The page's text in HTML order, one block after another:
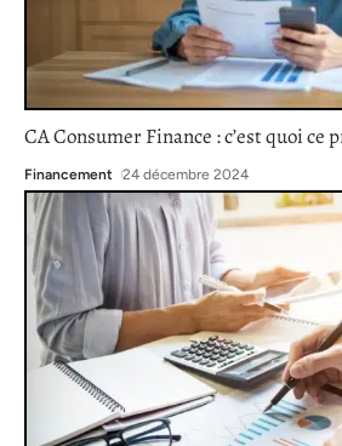
CA Consumer Finance : c’est quoi ce
Financement 24 décembre 2024